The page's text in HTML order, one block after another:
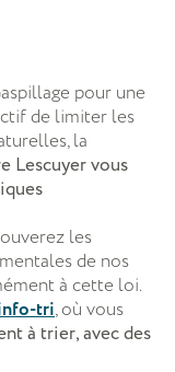
pour une
de limiter les
la
Lescuyer vous
les
de nos
à cette loi.
tri, où vous
à trier, avec des